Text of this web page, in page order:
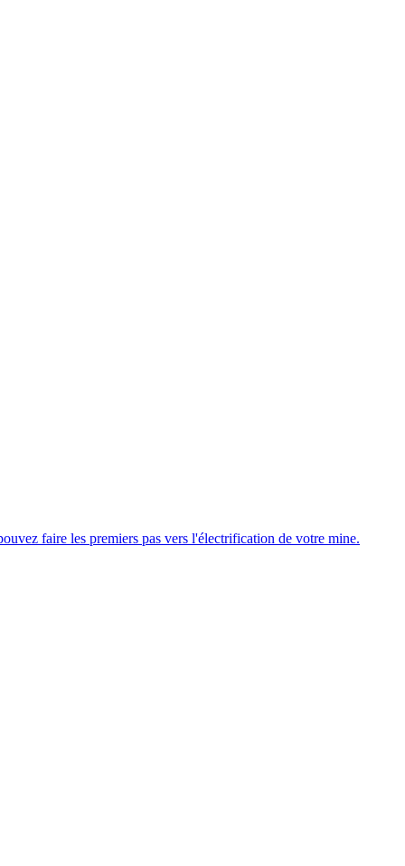
faire les premiers pas vers l'électrification de votre mine.